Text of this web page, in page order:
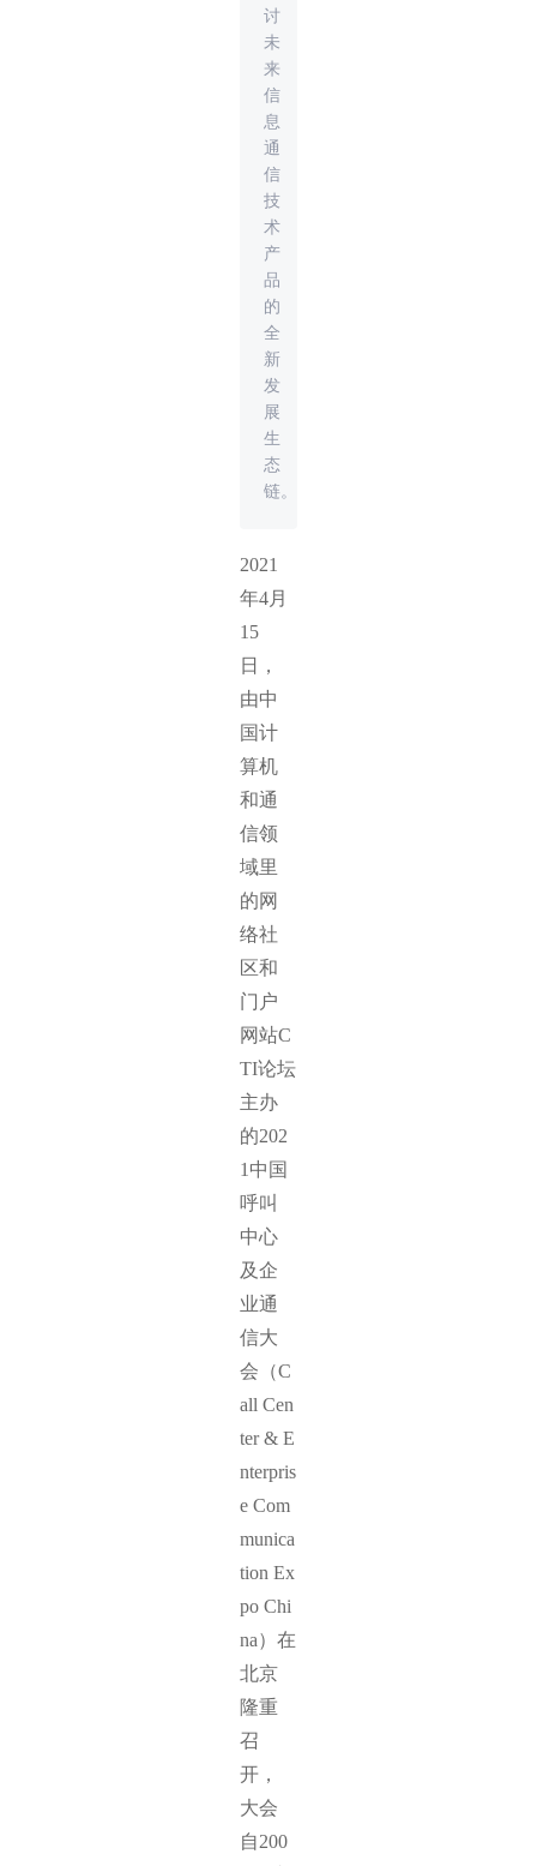
讨
未
来
信
息
通
信
技
术
产
品
的
全
新
发
展
生
态
链。
2021
年4月
15
日，
由中
国计
算机
和通
信领
域里
的网
络社
区和
门户
网站C
TI论坛
主办
的202
1中国
呼叫
中心
及企
业通
信大
会（C
all Cen
ter & E
nterpris
e Com
munica
tion Ex
po Chi
na）在
北京
隆重
召
开，
大会
自200